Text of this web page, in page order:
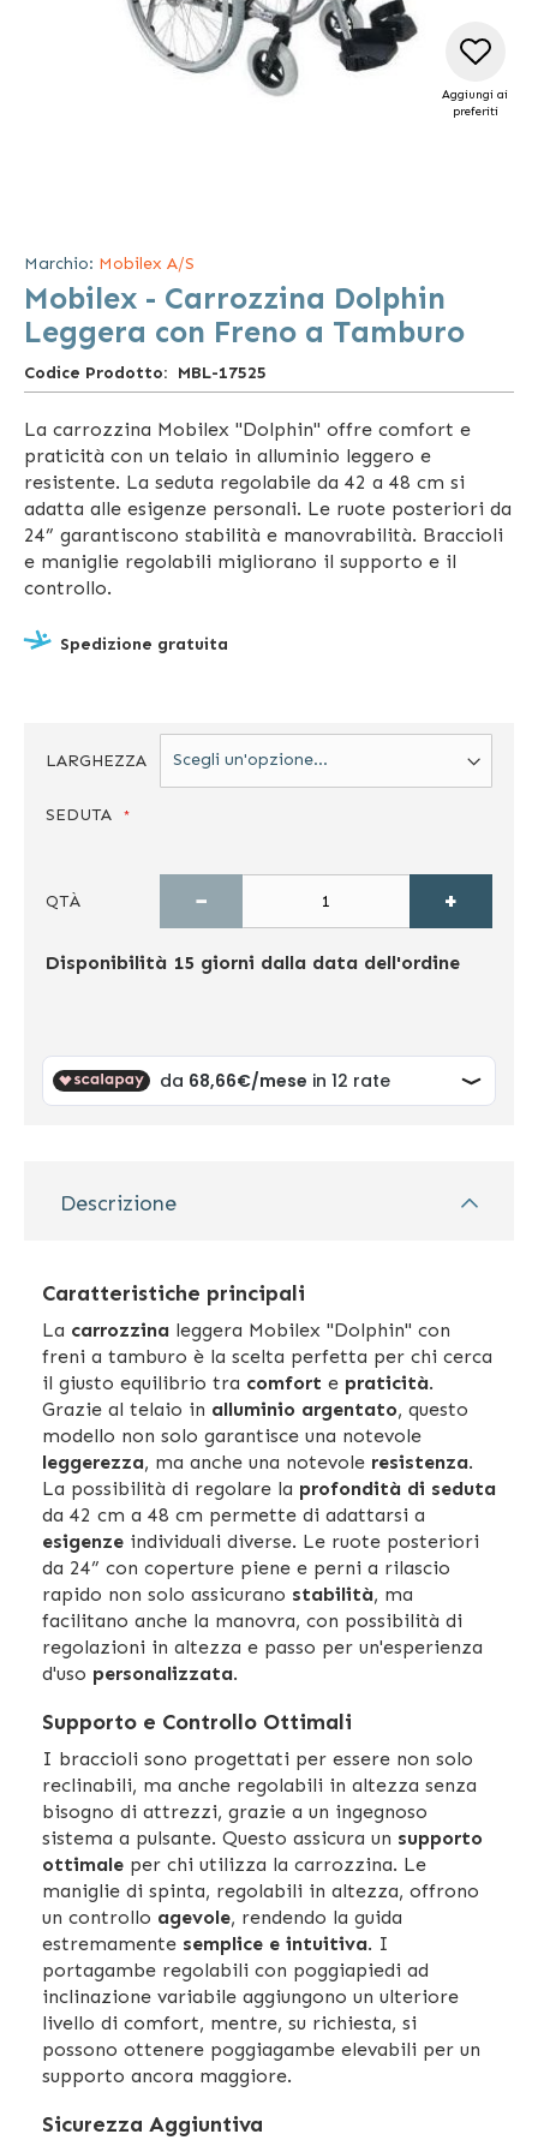
galleria
di
immagini
Aggiungi ai
preferiti
Marchio: Mobilex A/S
Mobilex - Carrozzina Dolphin
Leggera con Freno a Tamburo
Codice Prodotto MBL-17525
La carrozzina Mobilex "Dolphin" offre comfort e
praticità con un telaio in alluminio leggero e
resistente. La seduta regolabile da 42 a 48 cm si
adatta alle esigenze personali. Le ruote posteriori da
24” garantiscono stabilità e manovrabilità. Braccioli
e maniglie regolabili migliorano il supporto e il
controllo.
Spedizione gratuita
LARGHEZZA
SEDUTA
QTÀ − +
Disponibilità 15 giorni dalla data dell'ordine
Descrizione
Caratteristiche principali
La carrozzina leggera Mobilex "Dolphin" con
freni a tamburo è la scelta perfetta per chi cerca
il giusto equilibrio tra comfort e praticità.
Grazie al telaio in alluminio argentato, questo
modello non solo garantisce una notevole
leggerezza, ma anche una notevole resistenza.
La possibilità di regolare la profondità di seduta
da 42 cm a 48 cm permette di adattarsi a
esigenze individuali diverse. Le ruote posteriori
da 24” con coperture piene e perni a rilascio
rapido non solo assicurano stabilità, ma
facilitano anche la manovra, con possibilità di
regolazioni in altezza e passo per un'esperienza
d'uso personalizzata.
Supporto e Controllo Ottimali
I braccioli sono progettati per essere non solo
reclinabili, ma anche regolabili in altezza senza
bisogno di attrezzi, grazie a un ingegnoso
sistema a pulsante. Questo assicura un supporto
ottimale per chi utilizza la carrozzina. Le
maniglie di spinta, regolabili in altezza, offrono
un controllo agevole, rendendo la guida
estremamente semplice e intuitiva. I
portagambe regolabili con poggiapiedi ad
inclinazione variabile aggiungono un ulteriore
livello di comfort, mentre, su richiesta, si
possono ottenere poggiagambe elevabili per un
supporto ancora maggiore.
Sicurezza Aggiuntiva